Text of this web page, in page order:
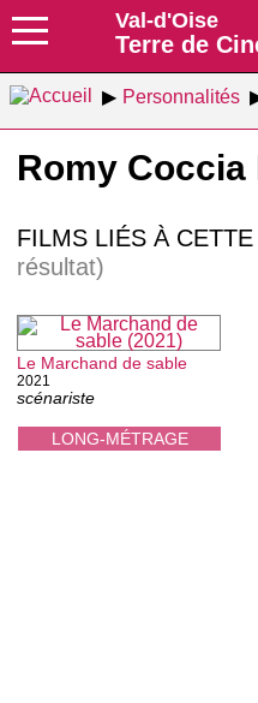
Val-d'Oise
Terre de
Personnalités
Romy Coccia
FILMS LIÉS À
résultat)
LONG-MÉTRAGE
Le Marchand de sable
2021
scénariste